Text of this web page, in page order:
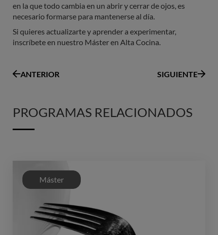
en la que todo cambia en un abrir y cerrar de ojos, es
necesario formarse para mantenerse al día.
Si quieres actualizarte y aprender a experimentar,
inscríbete en nuestro Máster en Alta Cocina.
ANTERIOR SIGUIENTE
PROGRAMAS RELACIONADOS
Máster